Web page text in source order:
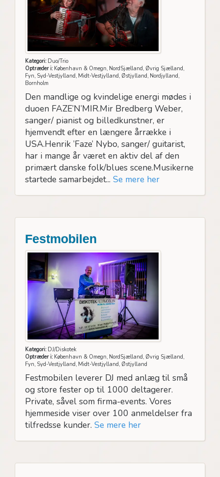
Kategori:Duo/Trio
Optræder i:København & Omegn, NordSjælland, Øvrig Sjælland,
Fyn, Syd-Vestjylland, Midt-Vestjylland, Østjylland, Nordjylland,
Bornholm
Den mandlige og kvindelige energi mødes i
duoen FAZE’N’MIR.Mir Bredberg Weber,
sanger/ pianist og billedkunstner, er
hjemvendt efter en længere årrække i
USA.Henrik ’Faze’ Nybo, sanger/ guitarist,
har i mange år været en aktiv del af den
primært danske folk/blues scene.Musikerne
startede samarbejdet... Se mere her
Festmobilen
Kategori:DJ/Diskotek
Optræder i:København & Omegn, NordSjælland, Øvrig Sjælland,
Fyn, Syd-Vestjylland, Midt-Vestjylland, Østjylland
Festmobilen leverer DJ med anlæg til små
og store fester op til 1000 deltagerer.
Private, såvel som firma-events. Vores
hjemmeside viser over 100 anmeldelser fra
tilfredsse kunder. Se mere her